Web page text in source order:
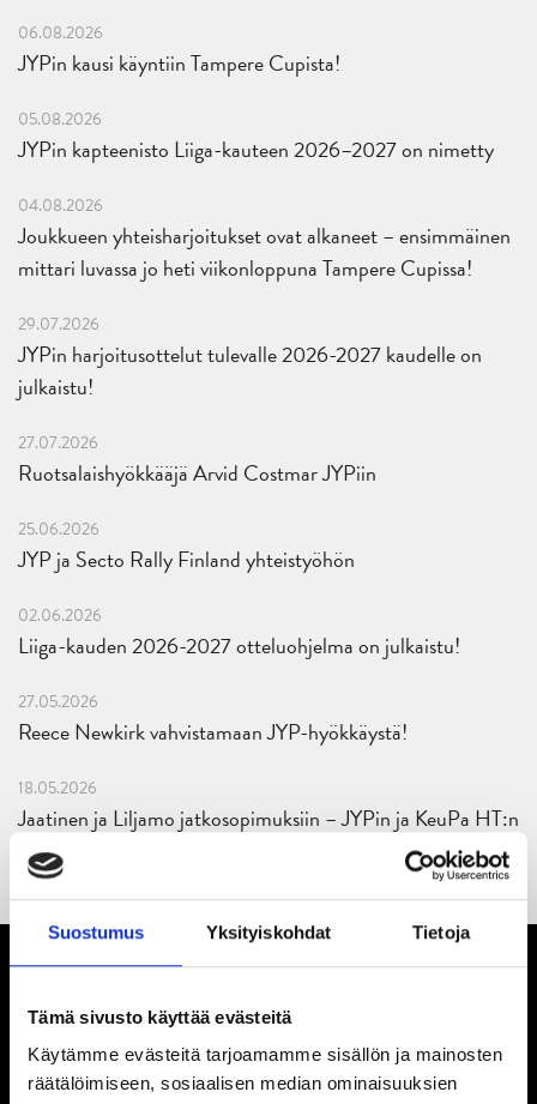
Suostumus Yksityiskohdat Tietoja
Tämä sivusto käyttää evästeitä
Käytämme evästeitä tarjoamamme sisällön ja mainosten
räätälöimiseen, sosiaalisen median ominaisuuksien
06.08.2026
JYPin kausi käyntiin Tampere Cupista!
05.08.2026
JYPin kapteenisto Liiga-kauteen 2026–2027 on nimetty
04.08.2026
Joukkueen yhteisharjoitukset ovat alkaneet – ensimmäinen
mittari luvassa jo heti viikonloppuna Tampere Cupissa!
29.07.2026
JYPin harjoitusottelut tulevalle 2026-2027 kaudelle on
julkaistu!
27.07.2026
Ruotsalaishyökkääjä Arvid Costmar JYPiin
25.06.2026
JYP ja Secto Rally Finland yhteistyöhön
02.06.2026
Liiga-kauden 2026-2027 otteluohjelma on julkaistu!
27.05.2026
Reece Newkirk vahvistamaan JYP-hyökkäystä!
18.05.2026
Jaatinen ja Liljamo jatkosopimuksiin – JYPin ja KeuPa HT:n
yhteistyö jatkuu